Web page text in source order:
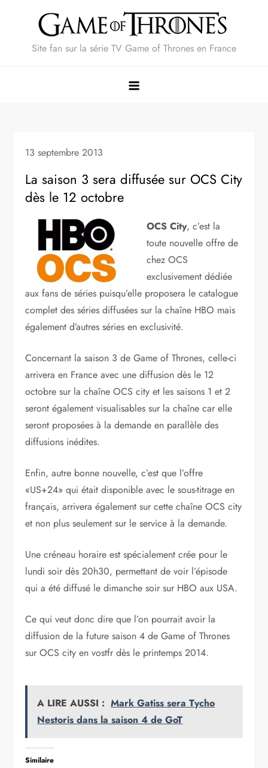
Site fan sur la série TV Game of Thrones en France
13 septembre 2013
La saison 3 sera diffusée sur OCS City
dès le 12 octobre
OCS City, c’est la
toute nouvelle offre de
chez OCS
exclusivement dédiée
aux fans de séries puisqu’elle proposera le catalogue
complet des séries diffusées sur la chaîne HBO mais
également d’autres séries en exclusivité.
Concernant la saison 3 de Game of Thrones, celle-ci
arrivera en France avec une diffusion dès le 12
octobre sur la chaîne OCS city et les saisons 1 et 2
seront également visualisables sur la chaîne car elle
seront proposées à la demande en parallèle des
diffusions inédites.
Enfin, autre bonne nouvelle, c’est que l’offre
«US+24» qui était disponible avec le sous-titrage en
français, arrivera également sur cette chaîne OCS city
et non plus seulement sur le service à la demande.
Une créneau horaire est spécialement crée pour le
lundi soir dès 20h30, permettant de voir l’épisode
qui a été diffusé le dimanche soir sur HBO aux USA.
Ce qui veut donc dire que l’on pourrait avoir la
diffusion de la future saison 4 de Game of Thrones
sur OCS city en vostfr dès le printemps 2014.
A LIRE AUSSI : Mark Gatiss sera Tycho
Nestoris dans la saison 4 de GoT
Similaire